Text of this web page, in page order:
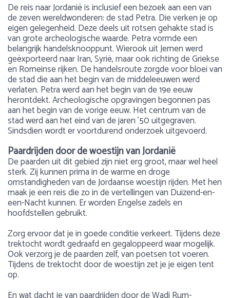
De reis naar Jordanië is inclusief een bezoek aan een van
de zeven wereldwonderen: de stad Petra. Die verken je op
eigen gelegenheid. Deze deels uit rotsen gehakte stad is
van grote archeologische waarde. Petra vormde een
belangrijk handelsknooppunt. Wierook uit Jemen werd
geëxporteerd naar Iran, Syrië, maar ook richting de Griekse
en Romeinse rijken. De handelsroute zorgde voor bloei van
de stad die aan het begin van de middeleeuwen werd
verlaten. Petra werd aan het begin van de 19e eeuw
herontdekt. Archeologische opgravingen begonnen pas
aan het begin van de vorige eeuw. Het centrum van de
stad werd aan het eind van de jaren ’50 uitgegraven.
Sindsdien wordt er voortdurend onderzoek uitgevoerd.
Paardrijden door de woestijn van Jordanië
De paarden uit dit gebied zijn niet erg groot, maar wel heel
sterk. Zij kunnen prima in de warme en droge
omstandigheden van de Jordaanse woestijn rijden. Met hen
maak je een reis die zo in de vertellingen van Duizend-en-
een-Nacht kunnen. Er worden Engelse zadels en
hoofdstellen gebruikt.
Zorg ervoor dat je in goede conditie verkeert. Tijdens deze
trektocht wordt gedraafd en gegaloppeerd waar mogelijk.
Ook verzorg je de paarden zelf, van poetsen tot voeren.
Tijdens de trektocht door de woestijn zet je je eigen tent
op.